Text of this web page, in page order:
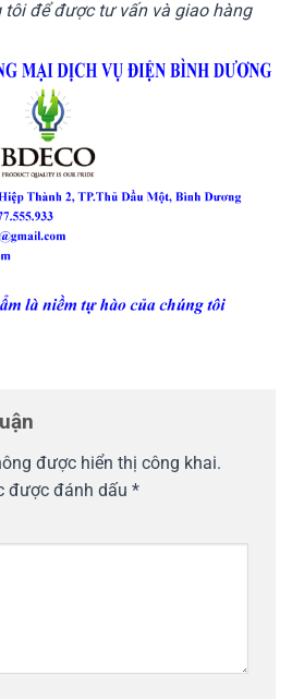
tôi để được tư vấn và giao hàng
được hiển thị công khai.
được đánh dấu *